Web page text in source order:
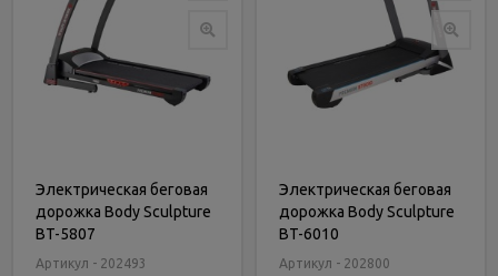
Электрическая беговая
дорожка Body Sculpture
BT-5807
Артикул - 202493
Электрическая беговая
дорожка Body Sculpture
BT-6010
Артикул - 202800